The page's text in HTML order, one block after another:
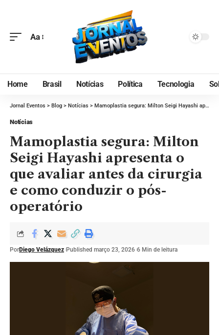
Aa
Home Brasil Notícias Política Tecnologia
Jornal Eventos > Blog > Notícias > Mamoplastia segura: Milton Seigi Hayashi apresenta o que avaliar antes da cirurgia e como conduzir o pós-operatório
Notícias
Mamoplastia segura: Milton
Seigi Hayashi apresenta o
que avaliar antes da cirurgia
e como conduzir o pós-
operatório
PorDiego Velázquez Published março 23, 2026 6 Min de leitura